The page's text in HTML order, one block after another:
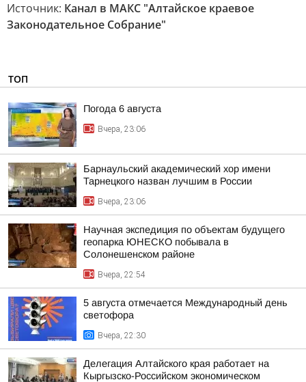
Источник: Канал в МАКС "Алтайское краевое
Законодательное Собрание"
ТОП
Погода 6 августа
Вчера, 23:06
Барнаульский академический хор имени
Тарнецкого назван лучшим в России
Вчера, 23:06
Научная экспедиция по объектам будущего
геопарка ЮНЕСКО побывала в
Солонешенском районе
Вчера, 22:54
5 августа отмечается Международный день
светофора
Вчера, 22:30
Делегация Алтайского края работает на
Кыргызско-Российском экономическом